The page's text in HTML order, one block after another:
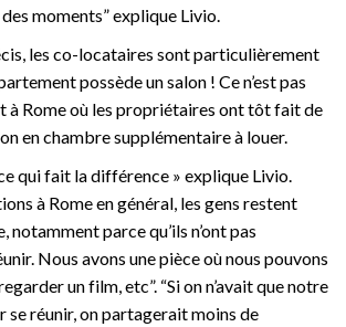
moments” explique Livio.
les co-locataires sont particulièrement
possède un salon ! Ce n’est pas
à Rome où les propriétaires ont tôt fait de
en chambre supplémentaire à louer.
ce qui fait la différence » explique Livio.
à Rome en général, les gens restent
notamment parce qu’ils n’ont pas
Nous avons une pièce où nous pouvons
un film, etc”. “Si on n’avait que notre
se réunir, on partagerait moins de